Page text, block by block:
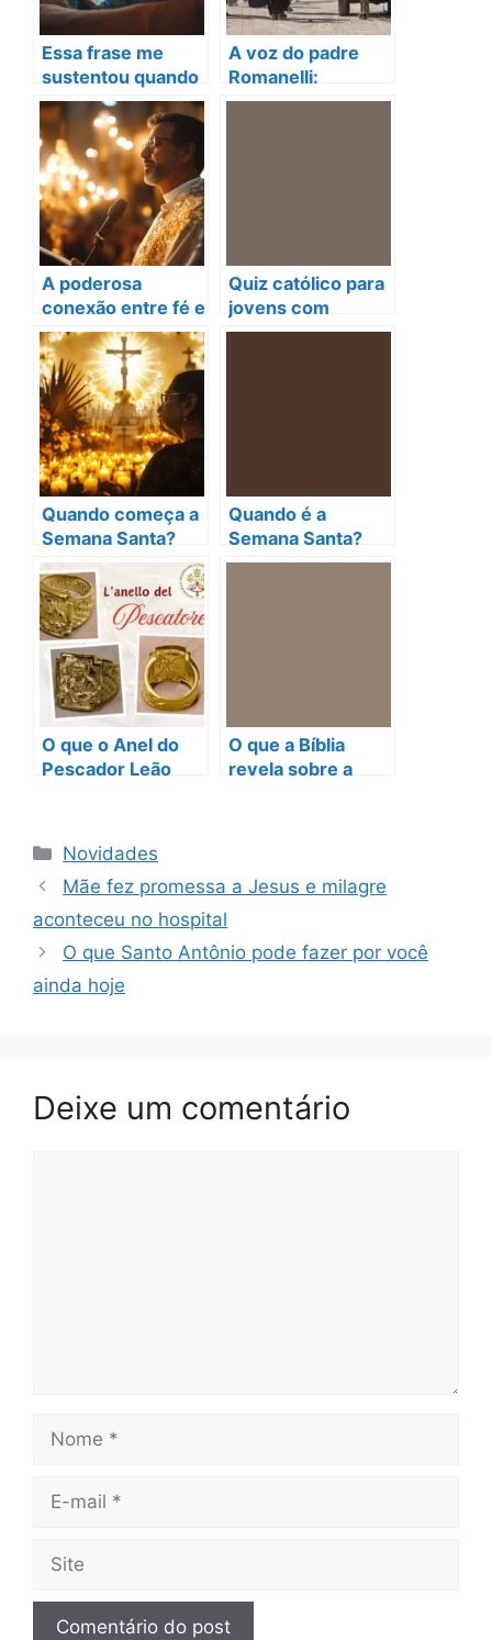
Essa frase me
sustentou quando
tudo desmoronou
A voz do padre
Romanelli:
esperança em
A poderosa
conexão entre fé e
música dos padre
cantores
Quiz católico para
jovens com
respostas: Você
Quando começa a
Semana Santa?
Descubra suas
datas e tradições!
Quando é a
Semana Santa?
Descubra seu
O que o Anel do
Pescador Leão
O que a Bíblia
revela sobre a
Categorias
Novidades
Mãe fez promessa a Jesus e milagre
aconteceu no hospital
O que Santo Antônio pode fazer por você
ainda hoje
Deixe um comentário
mail